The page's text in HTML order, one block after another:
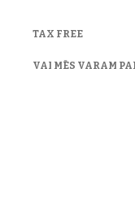
TAX FREE
VAI MĒS VARAM